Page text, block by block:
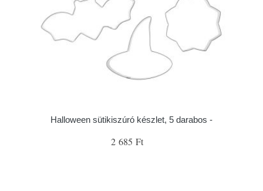
Halloween sütikiszúró készlet, 5 darabos -
2 685 Ft